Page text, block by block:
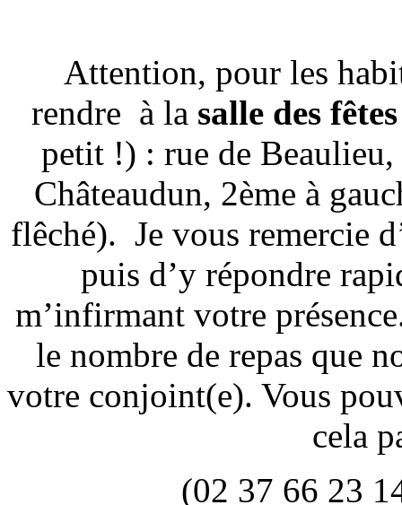
Attention, pour les
rendre à la salle des
petit !) : rue de
Châteaudun, 2ème à
flêché). Je vous remercie
puis d’y répondre
m’infirmant votre
le nombre de repas que
votre conjoint(e). Vous
cela
(02 37 66 23